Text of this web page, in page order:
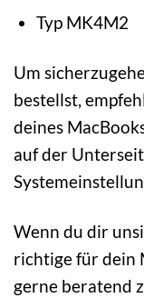
Typ MK4M2
Um
bestellst,
deines
auf der
Wenn du dir
richtige für dein
gerne beratend